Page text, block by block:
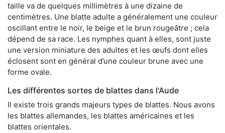
taille va de quelques millimètres à une dizaine de
centimètres. Une blatte adulte a généralement une couleur
oscillant entre le noir, le beige et le brun rougeâtre ; cela
dépend de sa race. Les nymphes quant à elles, sont juste
une version miniature des adultes et les œufs dont elles
éclosent sont en général d’une couleur brune avec une
forme ovale.
Les différentes sortes de blattes dans l'Aude
Il existe trois grands majeurs types de blattes. Nous avons
les blattes allemandes, les blattes américaines et les
blattes orientales.